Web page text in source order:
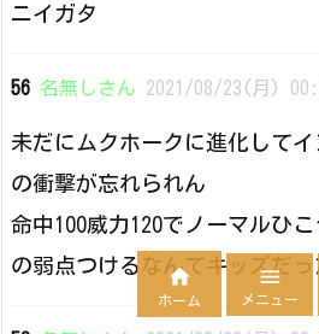
ニイガタ
56 名無しさん 2021/08/23(月)
未だにムクホークに進化して
の衝撃が忘れられん
命中100威力120でノーマルひ
の弱点つけるなんてキッズだ

ホーム

メニュー